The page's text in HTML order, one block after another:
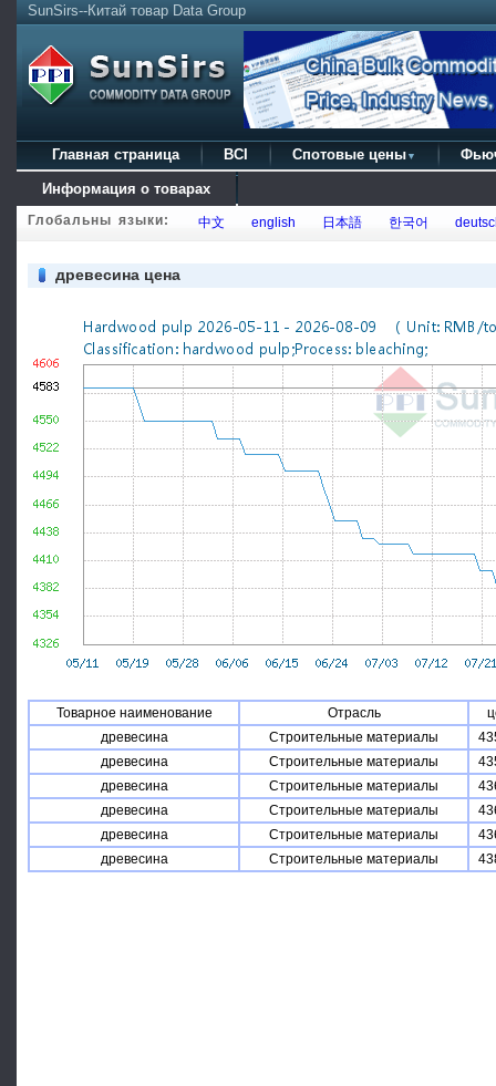
SunSirs--Китай товар Data Group
Главная страница BCI Спотовые цены ▼
Информация о товарах
Глобальны языки: 中文 english 日本語 한국어
древесина цена
Товарное наименование Отрасль
древесина
Строительные материалы
древесина
Строительные материалы
древесина
Строительные материалы
древесина
Строительные материалы
древесина
Строительные материалы
древесина
Строительные материалы